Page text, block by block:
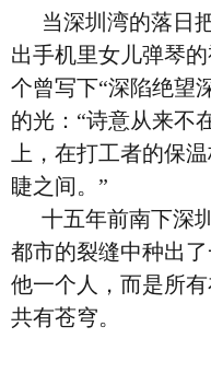
当深圳湾的落日
出手机里女儿弹琴
个曾写下“深陷绝望
的光：“诗意从来
上，在打工者的保
睫之间。”
十五年前南下深
都市的裂缝中种出
他一个人，而是所
共有苍穹。